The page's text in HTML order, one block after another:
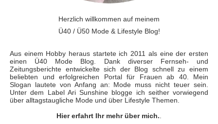
Herzlich willkommen auf meinem
Ü40 / Ü50 Mode & Lifestyle Blog!
Aus einem Hobby heraus startete ich 2011 als eine der ersten
einen Ü40 Mode Blog. Dank diverser Fernseh- und
Zeitungsberichte entwickelte sich der Blog schnell zu einem
beliebten und erfolgreichen Portal für Frauen ab 40. Mein
Slogan lautete von Anfang an: Mode muss nicht teuer sein.
Unter dem Label Ari Sunshine blogge ich seither vorwiegend
über alltagstaugliche Mode und über Lifestyle Themen.
Hier erfahrt Ihr mehr über mich..